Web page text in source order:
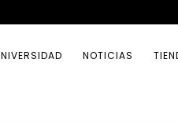
NOTICIAS